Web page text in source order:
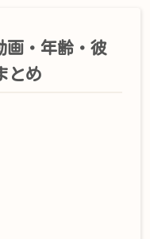
画・年齢・彼
とめ